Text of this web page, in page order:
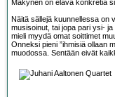
Mäkynen on elävä konkretia
Näitä sällejä kuunnellessa on
musisoinut, tai jopa pari ysi-
mieli myydä omat soittimet
Onneksi pieni ”ihmisiä ollaan
muodossa. Sentään eivät